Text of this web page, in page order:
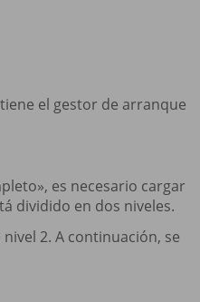
el gestor de arranque
es necesario cargar
dividido en dos niveles.
2. A continuación, se